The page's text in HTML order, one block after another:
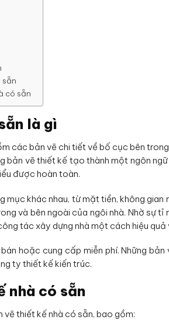
sẵn
có sẵn
là gì
các bản vẽ chi tiết về bố cục bên
bản vẽ thiết kế tạo thành một ngôn
được hoàn toàn.
mục khác nhau, từ mặt tiền, không
và bên ngoài của ngôi nhà. Nhờ sự
tác xây dựng nhà một cách hiệu quả
hoặc cung cấp miễn phí. Những
ty thiết kế kiến trúc.
nhà có sẵn
thiết kế nhà có sẵn, bao gồm: